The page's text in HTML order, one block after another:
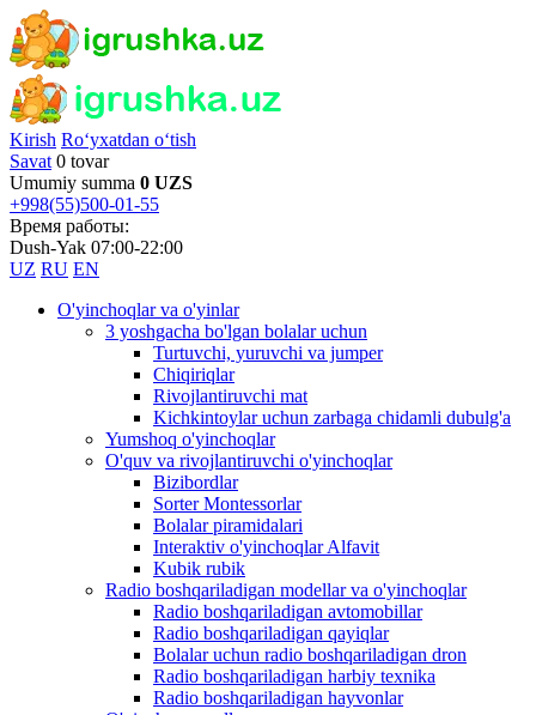
Kirish Ro‘yxatdan o‘tish
Savat 0 tovar
Umumiy summa 0 UZS
+998(55)500-01-55
Время работы:
Dush-Yak 07:00-22:00
UZ RU EN
O'yinchoqlar va o'yinlar
3 yoshgacha bo'lgan bolalar uchun
Turtuvchi, yuruvchi va jumper
Chiqiriqlar
Rivojlantiruvchi mat
Kichkintoylar uchun zarbaga chidamli dubulg'a
Yumshoq o'yinchoqlar
O'quv va rivojlantiruvchi o'yinchoqlar
Bizibordlar
Sorter Montessorlar
Bolalar piramidalari
Interaktiv o'yinchoqlar Alfavit
Kubik rubik
Radio boshqariladigan modellar va o'yinchoqlar
Radio boshqariladigan avtomobillar
Radio boshqariladigan qayiqlar
Bolalar uchun radio boshqariladigan dron
Radio boshqariladigan harbiy texnika
Radio boshqariladigan hayvonlar